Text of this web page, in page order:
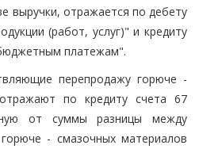
выручки, отражается по дебету
(работ, услуг)" и кредиту
платежам".
перепродажу горюче -
по кредиту счета 67
от суммы разницы между
- смазочных материалов